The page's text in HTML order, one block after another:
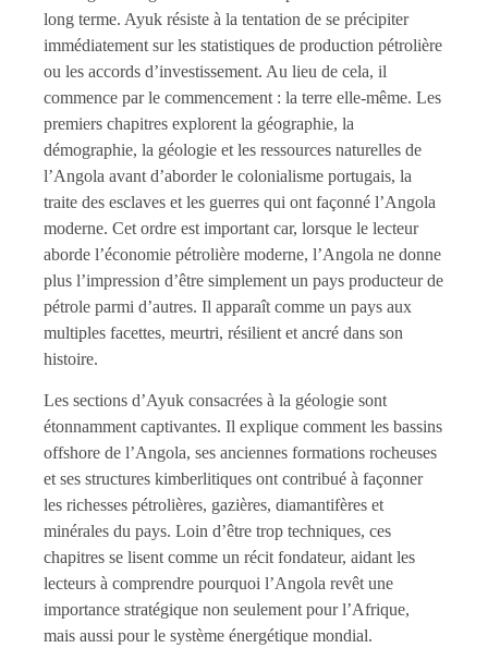
long terme. Ayuk résiste à la tentation de se précipiter
immédiatement sur les statistiques de production pétrolière
ou les accords d’investissement. Au lieu de cela, il
commence par le commencement : la terre elle-même. Les
premiers chapitres explorent la géographie, la
démographie, la géologie et les ressources naturelles de
l’Angola avant d’aborder le colonialisme portugais, la
traite des esclaves et les guerres qui ont façonné l’Angola
moderne. Cet ordre est important car, lorsque le lecteur
aborde l’économie pétrolière moderne, l’Angola ne donne
plus l’impression d’être simplement un pays producteur de
pétrole parmi d’autres. Il apparaît comme un pays aux
multiples facettes, meurtri, résilient et ancré dans son
histoire.
Les sections d’Ayuk consacrées à la géologie sont
étonnamment captivantes. Il explique comment les bassins
offshore de l’Angola, ses anciennes formations rocheuses
et ses structures kimberlitiques ont contribué à façonner
les richesses pétrolières, gazières, diamantifères et
minérales du pays. Loin d’être trop techniques, ces
chapitres se lisent comme un récit fondateur, aidant les
lecteurs à comprendre pourquoi l’Angola revêt une
importance stratégique non seulement pour l’Afrique,
mais aussi pour le système énergétique mondial.